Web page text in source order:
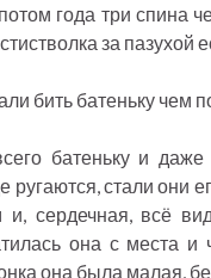
года три спина
за пазухой
бить батеньку чем
батеньку и даже
ругаются, стали они
сердечная, всё
она с места и
она была малая,